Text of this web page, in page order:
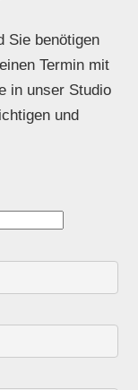
Sie benötigen
Termin mit
in unser Studio
und